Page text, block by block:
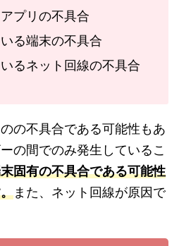
プリの不具合
る端末の不具合
るネット回線の不具合
の不具合である可能性もあ
の間でのみ発生しているこ
固有の不具合である可能性
また、ネット回線が原因で